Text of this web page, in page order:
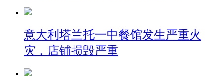
意大利塔兰托一中餐馆发生严重火
灾，店铺损毁严重